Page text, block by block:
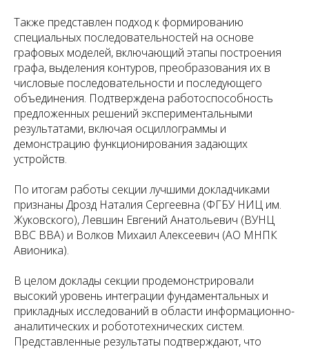
Также представлен подход к формированию
специальных последовательностей на основе
графовых моделей, включающий этапы построения
графа, выделения контуров, преобразования их в
числовые последовательности и последующего
объединения. Подтверждена работоспособность
предложенных решений экспериментальными
результатами, включая осциллограммы и
демонстрацию функционирования задающих
устройств.
По итогам работы секции лучшими докладчиками
признаны Дрозд Наталия Сергеевна (ФГБУ НИЦ им.
Жуковского), Левшин Евгений Анатольевич (ВУНЦ
ВВС ВВА) и Волков Михаил Алексеевич (АО МНПК
Авионика).
В целом доклады секции продемонстрировали
высокий уровень интеграции фундаментальных и
прикладных исследований в области информационно-
аналитических и робототехнических систем.
Представленные результаты подтверждают, что